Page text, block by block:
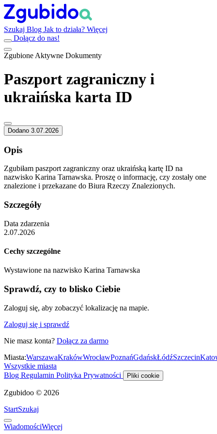
Szukaj Blog Jak to działa? Więcej
Dołącz do nas!
Zgubione Aktywne Dokumenty
Paszport zagraniczny i
ukraińska karta ID
Dodano 3.07.2026
Opis
Zgubiłam paszport zagraniczny oraz ukraińską kartę ID na
nazwisko Karina Tarnawska. Proszę o informację, czy zostały one
znalezione i przekazane do Biura Rzeczy Znalezionych.
Szczegóły
Data zdarzenia
2.07.2026
Cechy szczególne
Wystawione na nazwisko Karina Tarnawska
Sprawdź, czy to blisko Ciebie
Zaloguj się, aby zobaczyć lokalizację na mapie.
Zaloguj się i sprawdź
Nie masz konta? Dołącz za darmo
Miasta:WarszawaKrakówWrocławPoznańGdańskŁódźSzczecin
Wszystkie miasta
Blog Regulamin Polityka Prywatności Pliki cookie
Zgubidoo © 2026
StartSzukaj
WiadomościWięcej